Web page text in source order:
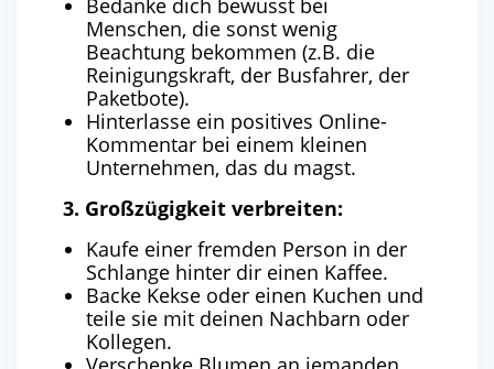
Bedanke dich bewusst bei
Menschen, die sonst wenig
Beachtung bekommen (z.B. die
Reinigungskraft, der Busfahrer, der
Paketbote).
Hinterlasse ein positives Online-
Kommentar bei einem kleinen
Unternehmen, das du magst.
3. Großzügigkeit verbreiten:
Kaufe einer fremden Person in der
Schlange hinter dir einen Kaffee.
Backe Kekse oder einen Kuchen und
teile sie mit deinen Nachbarn oder
Kollegen.